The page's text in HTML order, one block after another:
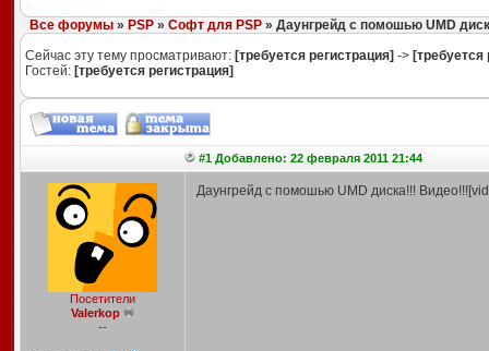
Все форумы» PSP» Софт для PSP» Даунгрейд с помошью UMD
Сейчас эту тему просматривают: [требуется регистрация] -> [требуется
Гостей: [требуется регистрация]
#1 Добавлено: 22 февраля 2011 21:44
Посетители
Valerkop
--
Даунгрейд с помошью UMD диска!!!